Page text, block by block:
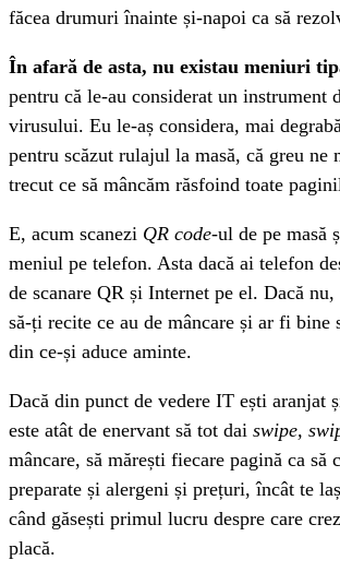
făcea drumuri înainte și-napoi ca să
În afară de asta, nu existau meniuri
pentru că le-au considerat un instrument
virusului. Eu le-aș considera, mai
pentru scăzut rulajul la masă, că greu ne
trecut ce să mâncăm răsfoind toate
E, acum scanezi QR code-ul de pe masă
meniul pe telefon. Asta dacă ai telefon
de scanare QR și Internet pe el. Dacă
să-ți recite ce au de mâncare și ar fi bine
din ce-și aduce aminte.
Dacă din punct de vedere IT ești aranjat
este atât de enervant să tot dai swipe,
mâncare, să mărești fiecare pagină ca să
preparate și alergeni și prețuri, încât te
când găsești primul lucru despre care
placă.